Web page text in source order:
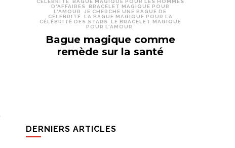
CÉLÉBRITÉ
BAGUE MAGIQUE POUR LES HOMMES
D'AFFAIRES
BRACELET MAGIQUE POUR
L'AMOUR
JE CHERCHE UNE BAGUE DE
CÉLÉBRITÉ
LA BAGUE MAGIQUE POUR LA
CÉLÉBRITÉ DES STARS
LE BRACELET MAGIQUE
POUR L'AMOUR
Bague magique comme
remède sur la santé
DERNIERS ARTICLES